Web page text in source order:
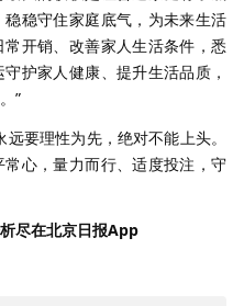
稳守住家庭底气，为未来生活
开销、改善家人生活条件，悉
护家人健康、提升生活品质，
”
要理性为先，绝对不能上头。
心，量力而行、适度投注，守
尽在北京日报App